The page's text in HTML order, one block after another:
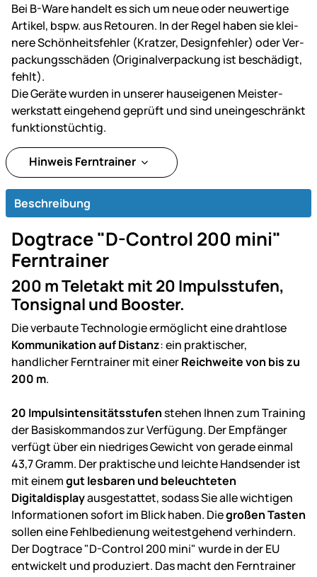
Bei B-Ware handelt es sich um neue oder neu­wer­tige
Artikel, bspw. aus Retouren. In der Regel haben sie klei­
ne­re Schön­heits­fehler (Kratzer, Design­fehler) oder Ver­
packungs­schäden (Original­ver­packung ist be­schä­digt,
fehlt).
Die Geräte wurden in unserer haus­ei­ge­nen Mei­ster­
werk­statt ein­gehend ge­prüft und sind un­ein­ge­schränkt
funk­tions­tüch­tig.
Hinweis Ferntrainer
Beschreibung
Dogtrace "D-Control 200 mini"
Ferntrainer
200 m Teletakt mit 20 Impulsstufen,
Tonsignal und Booster.
Die verbaute Technologie ermöglicht eine drahtlose
Kommunikation auf Distanz: ein praktischer,
handlicher Ferntrainer mit einerReichweite von bis zu
200 m.
20 Impulsintensitätsstufenstehen Ihnen zum Training
der Basiskommandos zur Verfügung. Der Empfänger
verfügt über ein niedriges Gewicht von gerade einmal
43,7 Gramm. Der praktische und leichte Handsender ist
mit einemgut lesbaren und beleuchteten
Digitaldisplayausgestattet, sodass Sie alle wichtigen
Informationen sofort im Blick haben. Diegroßen Tasten
sollen eine Fehlbedienung weitestgehend verhindern.
Der Dogtrace "D-Control 200 mini" wurde in der EU
entwickelt und produziert. Das macht den Ferntrainer